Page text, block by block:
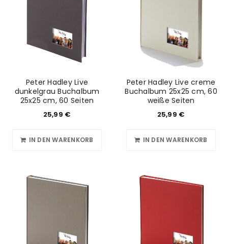
Peter Hadley Live
dunkelgrau Buchalbum
25x25 cm, 60 Seiten
25,99 €
IN DEN WARENKORB
Peter Hadley Live creme
Buchalbum 25x25 cm, 60
weiße Seiten
25,99 €
IN DEN WARENKORB